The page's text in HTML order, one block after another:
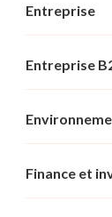
Entreprise
Entreprise
Finance et